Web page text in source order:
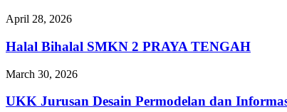
April 28, 2026
Halal Bihalal SMKN 2 PRAYA TENGAH
March 30, 2026
UKK Jurusan Desain Permodelan dan